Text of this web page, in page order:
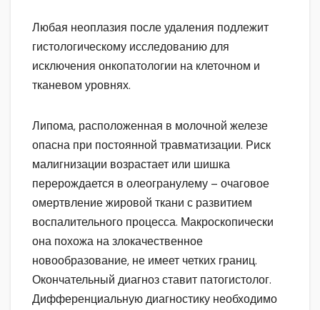
Любая неоплазия после удаления подлежит
гистологическому исследованию для
исключения онкопатологии на клеточном и
тканевом уровнях.
Липома, расположенная в молочной железе
опасна при постоянной травматизации. Риск
малигнизации возрастает или шишка
перерождается в олеогранулему – очаговое
омертвление жировой ткани с развитием
воспалительного процесса. Макроскопически
она похожа на злокачественное
новообразование, не имеет четких границ.
Окончательный диагноз ставит патогистолог.
Дифференциальную диагностику необходимо